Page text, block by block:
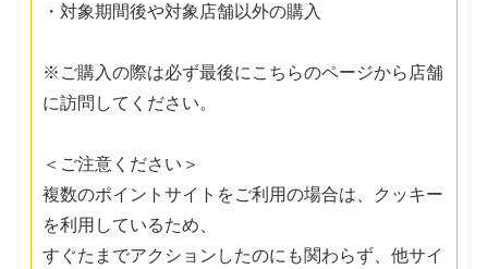
・対象期間後や対象店舗以外の購入
※ご購入の際は必ず最後にこちらのページから店舗
に訪問してください。
＜ご注意ください＞
複数のポイントサイトをご利用の場合は、クッキー
を利用しているため、
すぐたまでアクションしたのにも関わらず、他サイ